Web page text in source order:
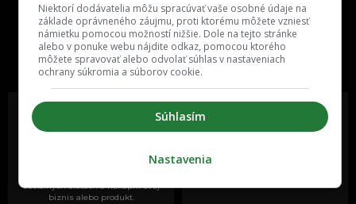
One time najzábavnejšie miesto na
slovenskom internete, next time
najzabávnejšie miesto na svete
sociálnych sieťach a nakopni svoj
biznis alebo produkt.
Vieš o niečom zaujímavom alebo
poznáš niekoho, o kom by sme
Niektorí dodávatelia môžu spracúvať vaše osobné údaje na
základe oprávneného záujmu, proti ktorému môžete vzniesť
námietku pomocou možností nižšie. Dole na tejto stránke
alebo v ponuke webu nájdite odkaz, pomocou ktorého
môžete spravovať alebo odvolať súhlas v nastaveniach
ochrany súkromia a súborov cookie.
Súhlasím
Nastavenia